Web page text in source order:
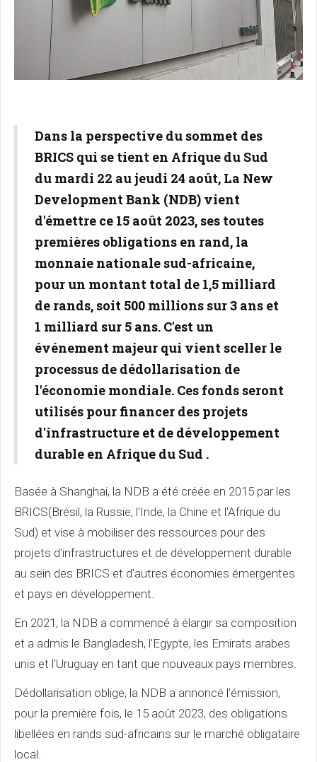
Dans la perspective du sommet des
BRICS qui se tient en Afrique du Sud
du mardi 22 au jeudi 24 août, La New
Development Bank (NDB) vient
d'émettre ce 15 août 2023, ses toutes
premières obligations en rand, la
monnaie nationale sud-africaine,
pour un montant total de 1,5 milliard
de rands, soit 500 millions sur 3 ans et
1 milliard sur 5 ans. C'est un
événement majeur qui vient sceller le
processus de dédollarisation de
l'économie mondiale. Ces fonds seront
utilisés pour financer des projets
d'infrastructure et de développement
durable en Afrique du Sud .
Basée à Shanghai, la NDB a été créée en 2015 par les
BRICS(Brésil, la Russie, l'Inde, la Chine et l'Afrique du
Sud) et vise à mobiliser des ressources pour des
projets d'infrastructures et de développement durable
au sein des BRICS et d'autres économies émergentes
et pays en développement.
En 2021, la NDB a commencé à élargir sa composition
et a admis le Bangladesh, l'Egypte, les Emirats arabes
unis et l'Uruguay en tant que nouveaux pays membres.
Dédollarisation oblige, la NDB a annoncé l’émission,
pour la première fois, le 15 août 2023, des obligations
libellées en rands sud-africains sur le marché obligataire
local.